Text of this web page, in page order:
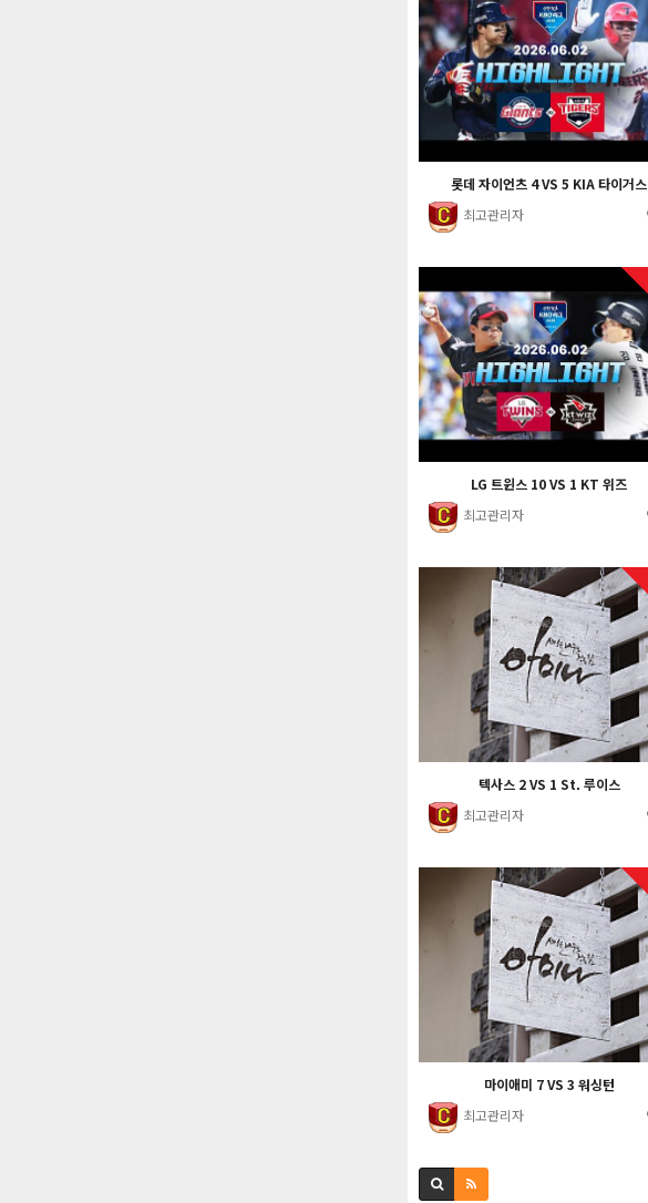
롯데 자이언츠 4 VS 5 KIA 타이거스
최고관리자
LG 트윈스 10 VS 1 KT 위즈
최고관리자
텍사스 2 VS 1 St. 루이스
최고관리자
마이애미 7 VS 3 워싱턴
최고관리자